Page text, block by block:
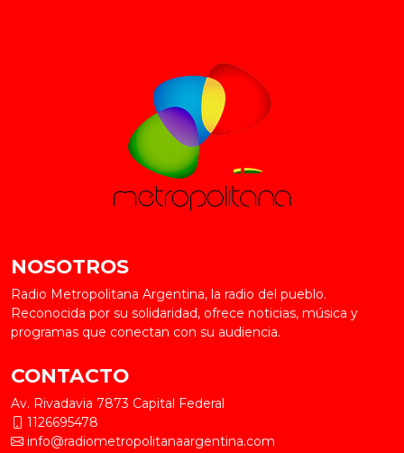
NOSOTROS
Radio Metropolitana Argentina, la radio del pueblo.
Reconocida por su solidaridad, ofrece noticias, música y
programas que conectan con su audiencia.
CONTACTO
Av. Rivadavia 7873 Capital Federal
1126695478
info@radiometropolitanaargentina.com